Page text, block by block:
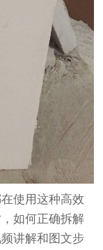
使用这种高效
如何正确拆解
讲解和图文步